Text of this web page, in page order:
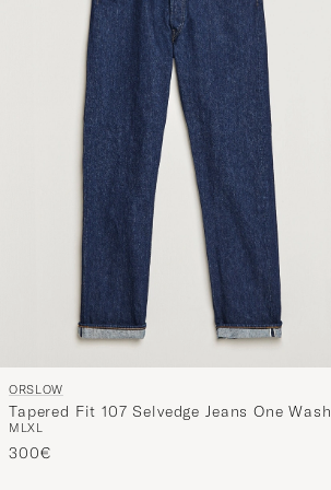
ORSLOW
Tapered Fit 107 Selvedge Jeans One Wash
M LXL
300€